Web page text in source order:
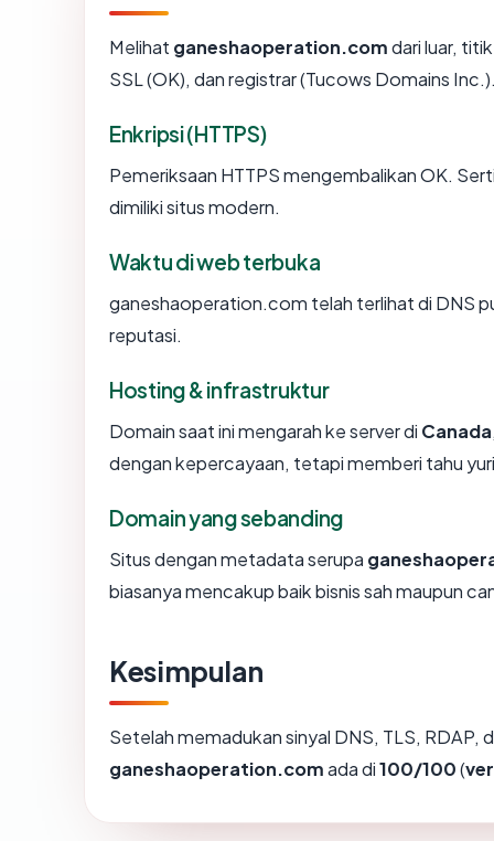
Melihat ganeshaoperation.comdari luar,
SSL (OK), dan registrar (Tucows Domains
Enkripsi (HTTPS)
Pemeriksaan HTTPS mengembalikan OK.
dimiliki situs modern.
Waktu di web terbuka
ganeshaoperation.com telah terlihat di DNS
reputasi.
Hosting & infrastruktur
Domain saat ini mengarah ke server di Canada
dengan kepercayaan, tetapi memberi tahu
Domain yang sebanding
Situs dengan metadata serupa
biasanya mencakup baik bisnis sah maupun
Kesimpulan
Setelah memadukan sinyal DNS, TLS,
ganeshaoperation.comada di100/100(